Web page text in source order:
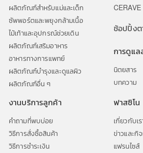
ผลิตภัณฑ์สำหรับแม่และเด็ก
ซัพพอร์ตและพยุงกล้ามเนื้อ
ไม้เท้าและอุปกรณ์ช่วยเดิน
ผลิตภัณฑ์เสริมอาหาร
อาหารทางการแพทย์
ผลิตภัณฑ์บำรุงและดูแลผิว
ผลิตภัณฑ์อื่น ๆ
CERAVE
ช้อปปิ้ง
การดูแ
นิตยสาร
บทความ
งานบริการลูกค้า
คำถามที่พบบ่อย
วิธีการสั่งซื้อสินค้า
วิธีการชำระเงิน
ฟาสซิโน
เกี่ยวกับเ
ข่าวและกิ
แฟรนไซส์